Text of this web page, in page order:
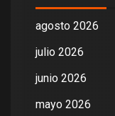
agosto 2026
julio 2026
junio 2026
mayo 2026